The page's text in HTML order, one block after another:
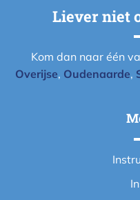
Liever niet
Kom dan naar één
Overijse, Oudenaarde,